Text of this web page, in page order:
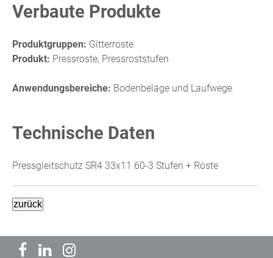
Verbaute Produkte
Produktgruppen: Gitterroste
Produkt: Pressroste, Pressroststufen
Anwendungsbereiche: Bodenbeläge und Laufwege
Technische Daten
Pressgleitschutz SR4 33x11 60-3 Stufen + Roste